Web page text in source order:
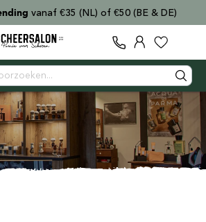
Voor15:00besteld,direct verzonden